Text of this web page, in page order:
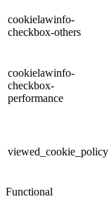
cookielawinfo-
checkbox-others
cookielawinfo-
checkbox-
performance
viewed_cookie_policy
Functional